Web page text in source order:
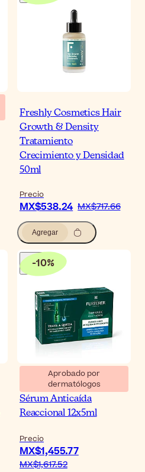
Freshly Cosmetics Hair
Growth & Density
Tratamiento
Crecimiento y Densidad
50ml
Precio
MX$538.24 MX$717.66
Agregar
-10%
Aprobado por
dermatólogos
René Furterer Triphasic
Sérum Anticaída
Reaccional 12x5ml
Precio
MX$1,455.77
MX$1,617.52